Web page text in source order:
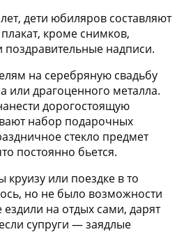
дети юбиляров составляют
кроме снимков,
надписи.
на серебряную свадьбу
или драгоценного металла.
дорогостоящую
набор подарочных
стекло предмет
постоянно бьется.
круизу или поездке в то
но не было возможности
на отдых сами, дарят
супруги — заядлые